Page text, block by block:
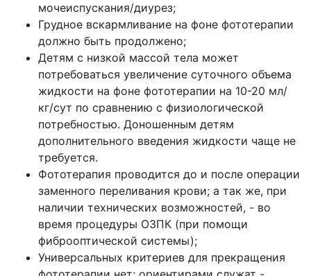
мочеиспускания/диурез;
Грудное вскармливание на фоне фототерапии
должно быть продолжено;
Детям с низкой массой тела может
потребоваться увеличение суточного объема
жидкости на фоне фототерапии на 10-20 мл/
кг/сут по сравнению с физиологической
потребностью. Доношенным детям
дополнительного введения жидкости чаще не
требуется.
Фототерапия проводится до и после операции
заменного переливания крови; а так же, при
наличии технических возможностей, - во
время процедуры ОЗПК (при помощи
фиброоптической системы);
Универсальных критериев для прекращения